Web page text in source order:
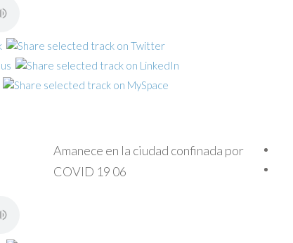
Amanece en la ciudad confinada por
COVID 19 06